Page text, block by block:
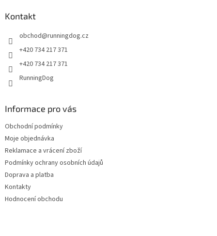
Kontakt
obchod@runningdog.cz
+420 734 217 371
+420 734 217 371
RunningDog
Informace pro vás
Obchodní podmínky
Moje objednávka
Reklamace a vrácení zboží
Podmínky ochrany osobních údajů
Doprava a platba
Kontakty
Hodnocení obchodu